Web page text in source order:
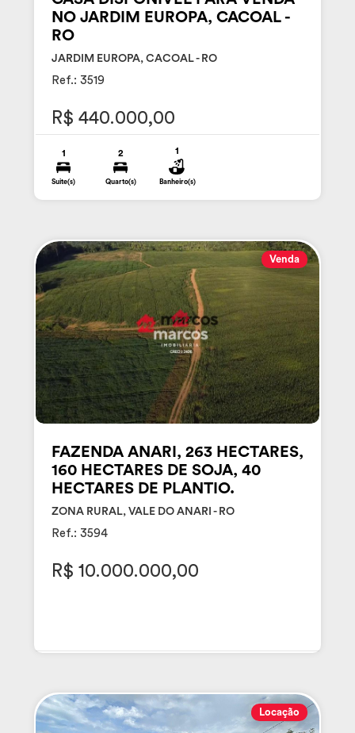
NO JARDIM EUROPA, CACOAL -
RO
JARDIM EUROPA, CACOAL - RO
Ref.: 3519
R$ 440.000,00
1
Suite(s)
2
Quarto(s)
1
Banheiro(s)
Venda
FAZENDA ANARI, 263 HECTARES,
160 HECTARES DE SOJA, 40
HECTARES DE PLANTIO.
ZONA RURAL, VALE DO ANARI - RO
Ref.: 3594
R$ 10.000.000,00
Locação